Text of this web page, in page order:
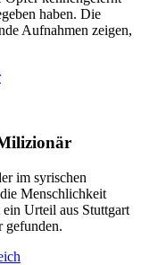
haben. Die
Aufnahmen zeigen,
im syrischen
Menschlichkeit
Urteil aus Stuttgart
gefunden.